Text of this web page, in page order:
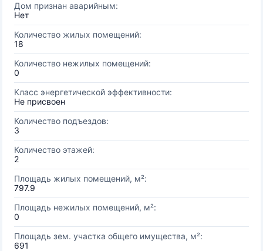
Дом признан аварийным:
Нет
Количество жилых помещений:
18
Количество нежилых помещений:
0
Класс энергетической эффективности:
Не присвоен
Количество подъездов:
3
Количество этажей:
2
Площадь жилых помещений, м²:
797.9
Площадь нежилых помещений, м²:
0
Площадь зем. участка общего имущества, м²:
691